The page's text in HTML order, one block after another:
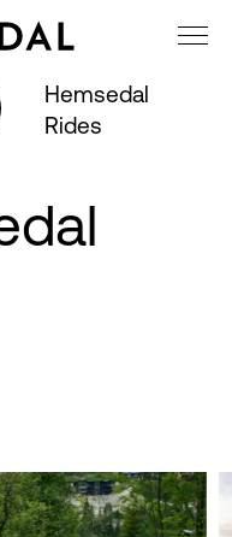
Hemsedal
Rides